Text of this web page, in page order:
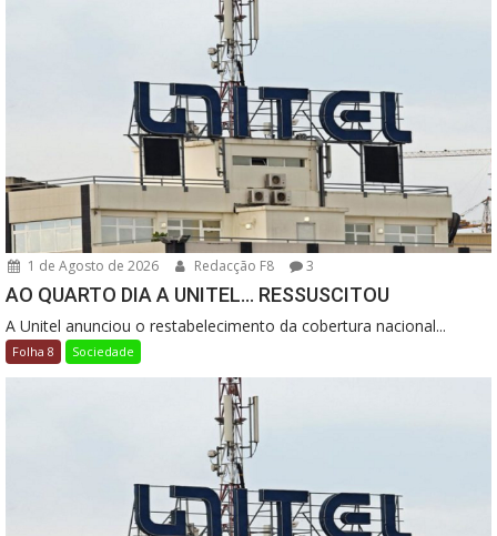
1 de Agosto de 2026 Redacção F8 3
AO QUARTO DIA A UNITEL… RESSUSCITOU
A Unitel anunciou o restabelecimento da cobertura nacional...
Folha 8 Sociedade